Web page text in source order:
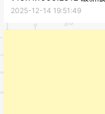
2025-12-14 19:51:49